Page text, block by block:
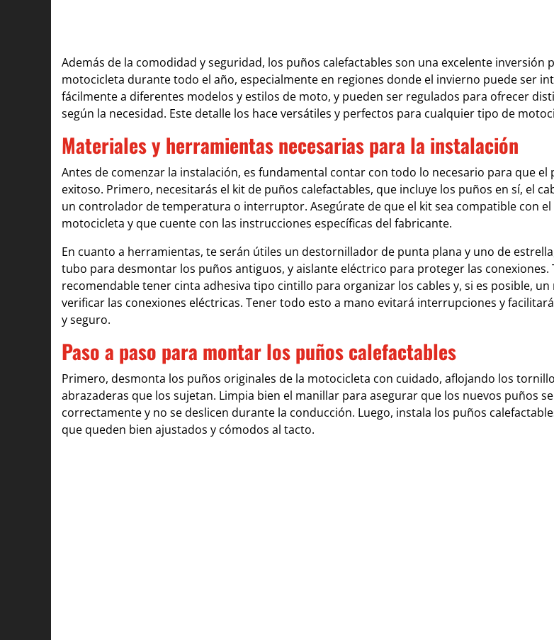
Además de la comodidad y seguridad, los puños calefactables son una excelente inversión
motocicleta durante todo el año, especialmente en regiones donde el invierno puede ser
fácilmente a diferentes modelos y estilos de moto, y pueden ser regulados para ofrecer
según la necesidad. Este detalle los hace versátiles y perfectos para cualquier tipo de
Materiales y herramientas necesarias para la instalación
Antes de comenzar la instalación, es fundamental contar con todo lo necesario para que el
exitoso. Primero, necesitarás el kit de puños calefactables, que incluye los puños en sí, el
un controlador de temperatura o interruptor. Asegúrate de que el kit sea compatible con
motocicleta y que cuente con las instrucciones específicas del fabricante.
En cuanto a herramientas, te serán útiles un destornillador de punta plana y uno de
tubo para desmontar los puños antiguos, y aislante eléctrico para proteger las conexiones.
recomendable tener cinta adhesiva tipo cintillo para organizar los cables y, si es posible,
verificar las conexiones eléctricas. Tener todo esto a mano evitará interrupciones y
y seguro.
Paso a paso para montar los puños calefactables
Primero, desmonta los puños originales de la motocicleta con cuidado, aflojando los
abrazaderas que los sujetan. Limpia bien el manillar para asegurar que los nuevos puños
correctamente y no se deslicen durante la conducción. Luego, instala los puños
que queden bien ajustados y cómodos al tacto.